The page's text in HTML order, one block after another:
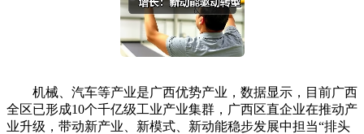
机械、汽车等产业是广西优势产业，数据显示，目前广西
全区已形成10个千亿级工业产业集群，广西区直企业在推动产
业升级，带动新产业、新模式、新动能稳步发展中担当“排头